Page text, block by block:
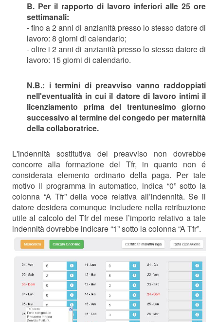
B. Per il rapporto di lavoro inferiori alle 25 ore
settimanali:
- fino a 2 anni di anzianità presso lo stesso datore di
lavoro: 8 giorni di calendario;
- oltre i 2 anni di anzianità presso lo stesso datore di
lavoro: 15 giorni di calendario.
N.B.: i termini di preavviso vanno raddoppiati
nell'eventualità in cui il datore di lavoro intimi il
licenziamento prima del trentunesimo giorno
successivo al termine del congedo per maternità
della collaboratrice.
L'indennità sostitutiva del preavviso non dovrebbe
concorre alla formazione del Tfr, in quanto non é
considerata elemento ordinario della paga. Per tale
motivo il programma in automatico, indica “0” sotto la
colonna “A Tfr” della voce relativa all’indennità. Se il
datore desidera comunque includere nella retribuzione
utile al calcolo del Tfr del mese l’importo relativo a tale
indennità dovrebbe indicare “1” sotto la colonna“A Tfr”.